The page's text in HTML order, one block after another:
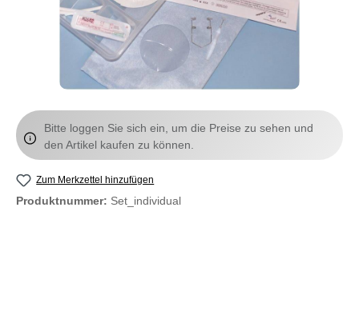
Bitte loggen Sie sich ein, um die Preise zu sehen und
den Artikel kaufen zu können.
Zum Merkzettel hinzufügen
Produktnummer: Set_individual